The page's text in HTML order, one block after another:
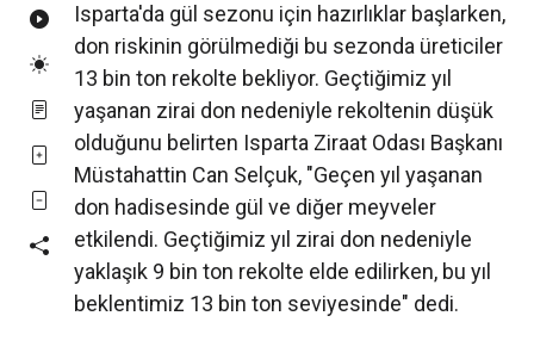
Isparta'da gül sezonu için hazırlıklar başlarken,
don riskinin görülmediği bu sezonda üreticiler
13 bin ton rekolte bekliyor. Geçtiğimiz yıl
yaşanan zirai don nedeniyle rekoltenin düşük
olduğunu belirten Isparta Ziraat Odası Başkanı
Müstahattin Can Selçuk, "Geçen yıl yaşanan
don hadisesinde gül ve diğer meyveler
etkilendi. Geçtiğimiz yıl zirai don nedeniyle
yaklaşık 9 bin ton rekolte elde edilirken, bu yıl
beklentimiz 13 bin ton seviyesinde" dedi.